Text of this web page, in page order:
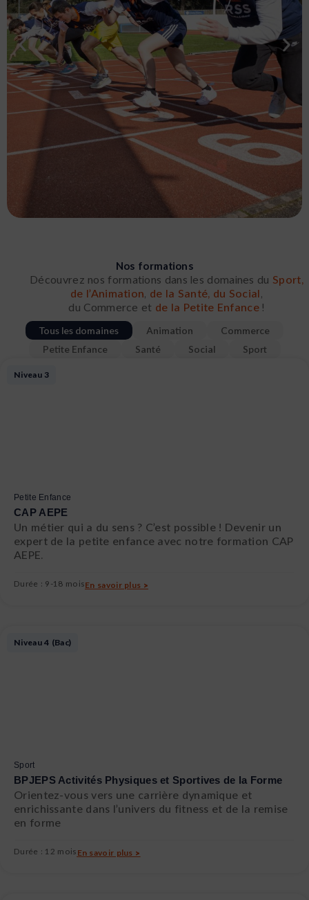
Consultez les dates et résultats des TEP et tests
de sélection
En savoir plus
Nos formations
Découvrez nos formations dans les domaines du Sport,
de l’Animation de la Santé, du Social
du Commerce et de la Petite Enfance!
Animation
Commerce
Petite Enfance
Santé Social Sport
Tous les domaines
Niveau 3
Petite Enfance
CAP AEPE
Un métier qui a du sens ? C’est possible ! Devenir un
expert de la petite enfance avec notre formation CAP
AEPE.
Durée : 9-18 moisEn savoir plus >
Niveau 4 (Bac)
Sport
BPJEPS Activités Physiques et Sportives de la Forme
Orientez-vous vers une carrière dynamique et
enrichissante dans l’univers du fitness et de la remise
en forme
Durée : 12 mois En savoir plus >